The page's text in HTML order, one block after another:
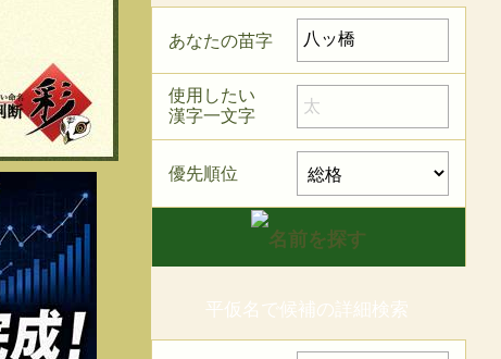
あなたの苗字
使用したい
漢字一文字
優先順位
平仮名で候補の詳細検索